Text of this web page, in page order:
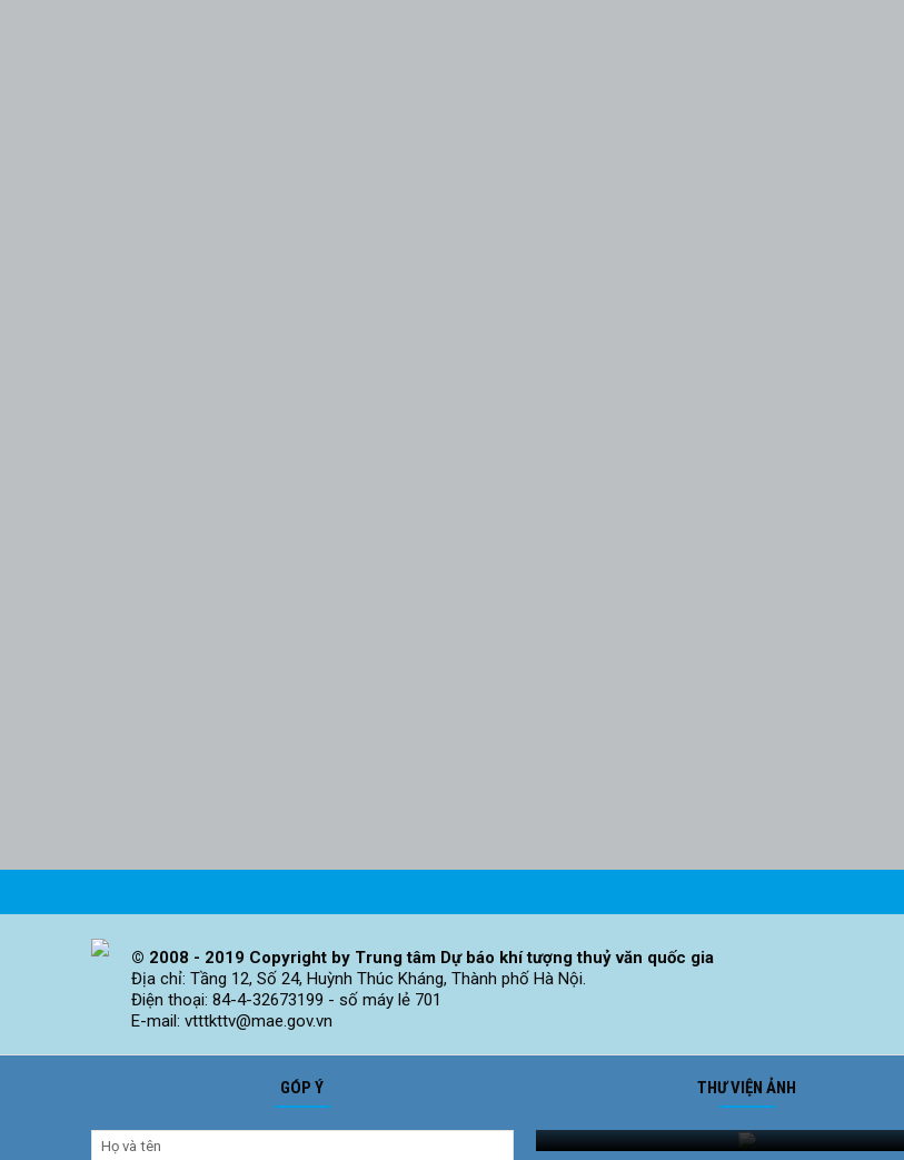
© 2008 - 2019 Copyright by Trung tâm Dự báo khí tượng thuỷ văn quốc gia
Địa chỉ: Tầng 12, Số 24, Huỳnh Thúc Kháng, Thành phố Hà Nội.
Điện thoại: 84-4-32673199 - số máy lẻ 701
E-mail: vtttkttv@mae.gov.vn
GÓP Ý
THƯ VIỆN ẢNH